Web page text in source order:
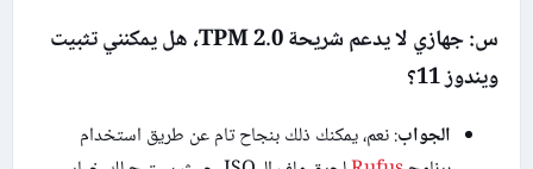
س: جهازي لا يدعم شريحة TPM 2.0، هل يمكنني تثبيت
ويندوز 11؟
الجواب: نعم، يمكنك ذلك بنجاح تام عن طريق استخدام